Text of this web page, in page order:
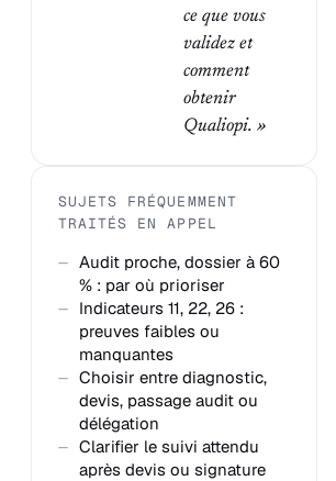
ce que vous
validez et
comment
obtenir
Qualiopi. »
SUJETS FRÉQUEMMENT
TRAITÉS EN APPEL
Audit proche, dossier à 60
% : par où prioriser
Indicateurs 11, 22, 26 :
preuves faibles ou
manquantes
Choisir entre diagnostic,
devis, passage audit ou
délégation
Clarifier le suivi attendu
après devis ou signature